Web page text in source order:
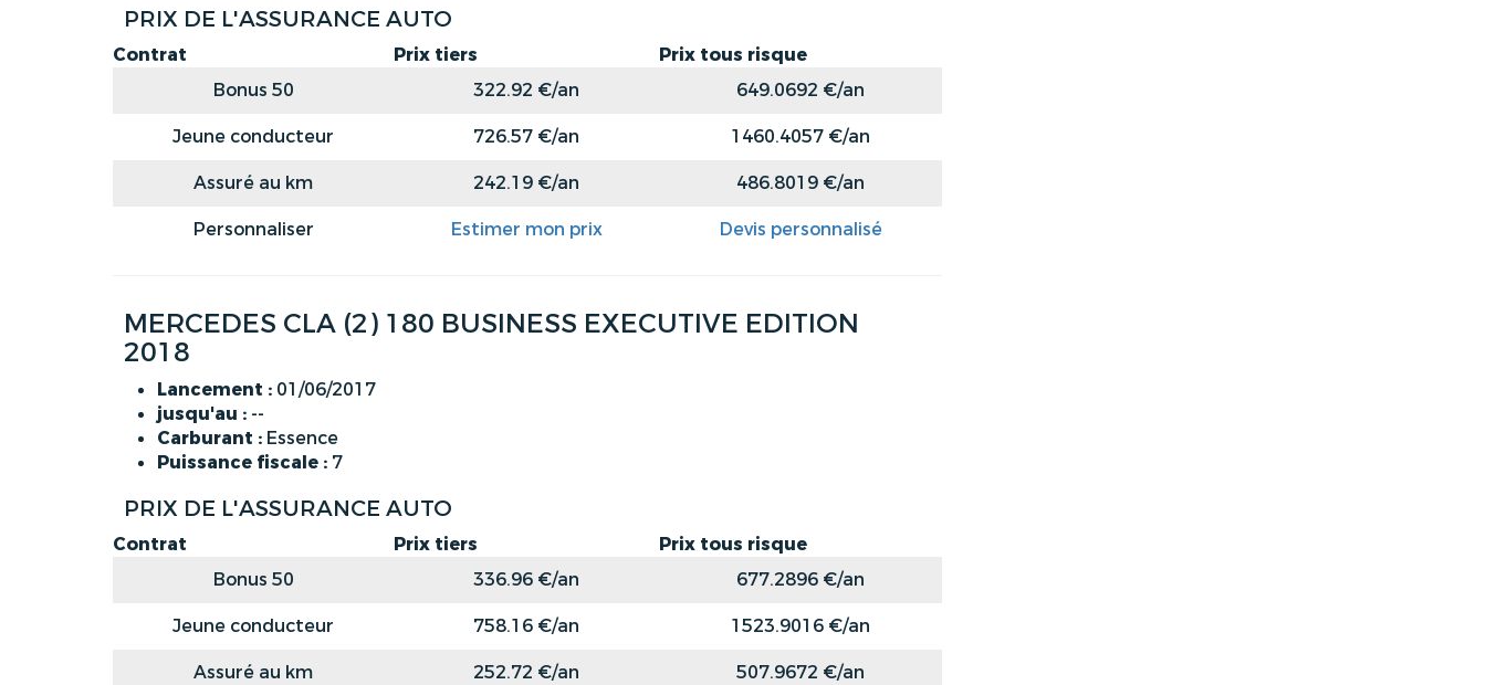
PRIX DE L'ASSURANCE AUTO
Contrat Prix tiers
Prix tous risque
Bonus 50
322.92 €/an
649.0692 €/an
Jeune conducteur
726.57 €/an
1460.4057 €/an
Assuré au km
242.19 €/an
486.8019 €/an
Personnaliser
Estimer mon prix Devis personnalisé
MERCEDES CLA (2) 180 BUSINESS EXECUTIVE EDITION
2018
Lancement : 01/06/2017
jusqu'au : --
Carburant : Essence
Puissance fiscale : 7
PRIX DE L'ASSURANCE AUTO
Contrat Prix tiers
Prix tous risque
Bonus 50
336.96 €/an
677.2896 €/an
Jeune conducteur
758.16 €/an
1523.9016 €/an
Assuré au km
252.72 €/an
507.9672 €/an